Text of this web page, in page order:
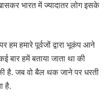
भारत में ज्यादातर लोग इसके
हमारे पूर्वजों द्वारा भूकंप आने
हमें बताया जाता था की
है. जब वो बैल थक जाने पर धरती
है.